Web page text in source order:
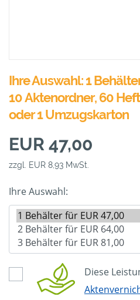
Ihre Auswahl: 1
10 Aktenordner, 60
oder 1 Umzugskarton
EUR 47,00
zzgl. EUR 8,93 MwSt.
Ihre Auswahl:
Diese